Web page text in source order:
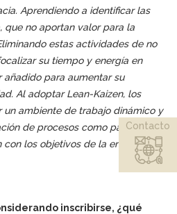
Aprendiendo a identificar las
que no aportan valor para la
estas actividades de no
su tiempo y energía en
para aumentar su
Al adoptar Lean-Kaizen, los
un ambiente de trabajo dinámico y
de procesos como parte
los objetivos de la empresa o
inscribirse, ¿qué
Contacto